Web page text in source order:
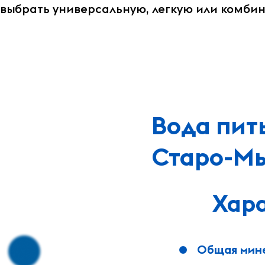
универсальную, легкую или
Вода
Старо-
Общая